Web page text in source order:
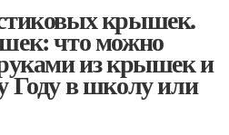
крышек.
что можно
из крышек и
Году в школу или